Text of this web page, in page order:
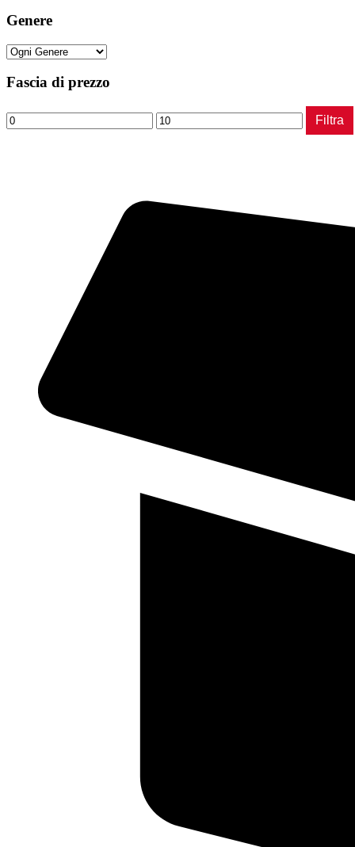
Genere
Fascia di prezzo
Prezzo
Min
Prezzo
Max
Filtra